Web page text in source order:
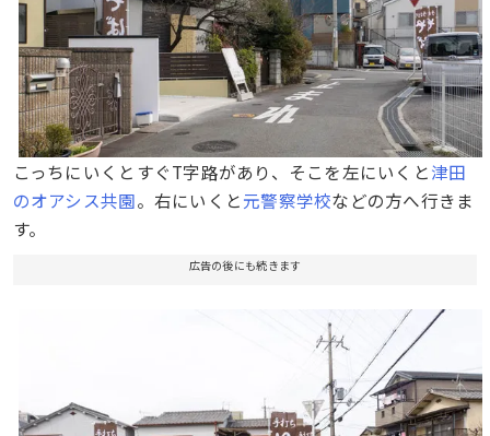
こっちにいくとすぐT字路があり、そこを左にいくと津田
のオアシス共園。右にいくと元警察学校などの方へ行きま
す。
広告の後にも続きます